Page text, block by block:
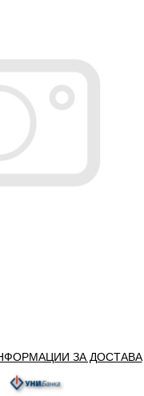
ЗА ДОСТАВА